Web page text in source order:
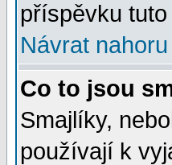
příspěvku
Návrat nahoru
Co to jsou
Smajlíky,
používají k